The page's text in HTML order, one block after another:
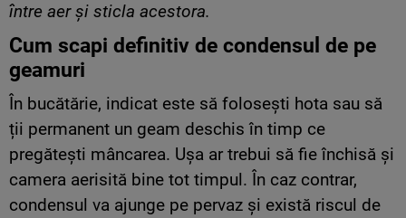
între aer și sticla acestora.
Cum scapi definitiv de condensul de pe
geamuri
În bucătărie, indicat este să folosești hota sau să
ții permanent un geam deschis în timp ce
pregătești mâncarea. Ușa ar trebui să fie închisă și
camera aerisită bine tot timpul. În caz contrar,
condensul va ajunge pe pervaz și există riscul de